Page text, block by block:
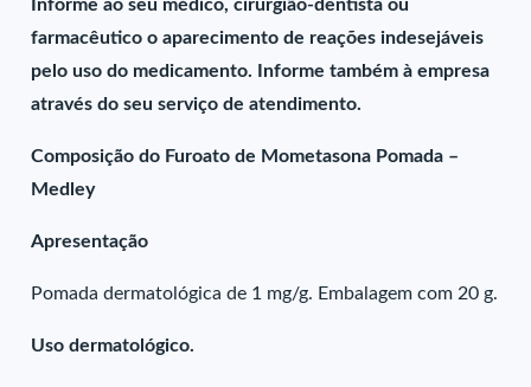
Informe ao seu médico, cirurgião-dentista ou
farmacêutico o aparecimento de reações indesejáveis
pelo uso do medicamento. Informe também à empresa
através do seu serviço de atendimento.
Composição do Furoato de Mometasona Pomada –
Medley
Apresentação
Pomada dermatológica de 1 mg/g. Embalagem com 20 g.
Uso dermatológico.